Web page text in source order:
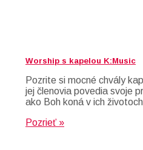
Worship s kapelou K:Music
Pozrite si mocné chvály
jej členovia povedia svoje
ako Boh koná v ich
Pozrieť »